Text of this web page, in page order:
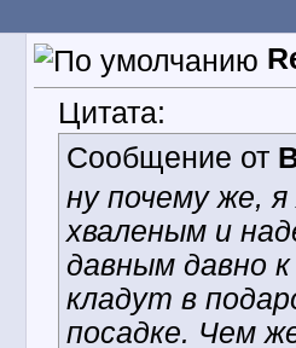
Цитата:
Сообщение от
ну почему же,
хваленым и
давным давно
кладут в
посадке. Чем